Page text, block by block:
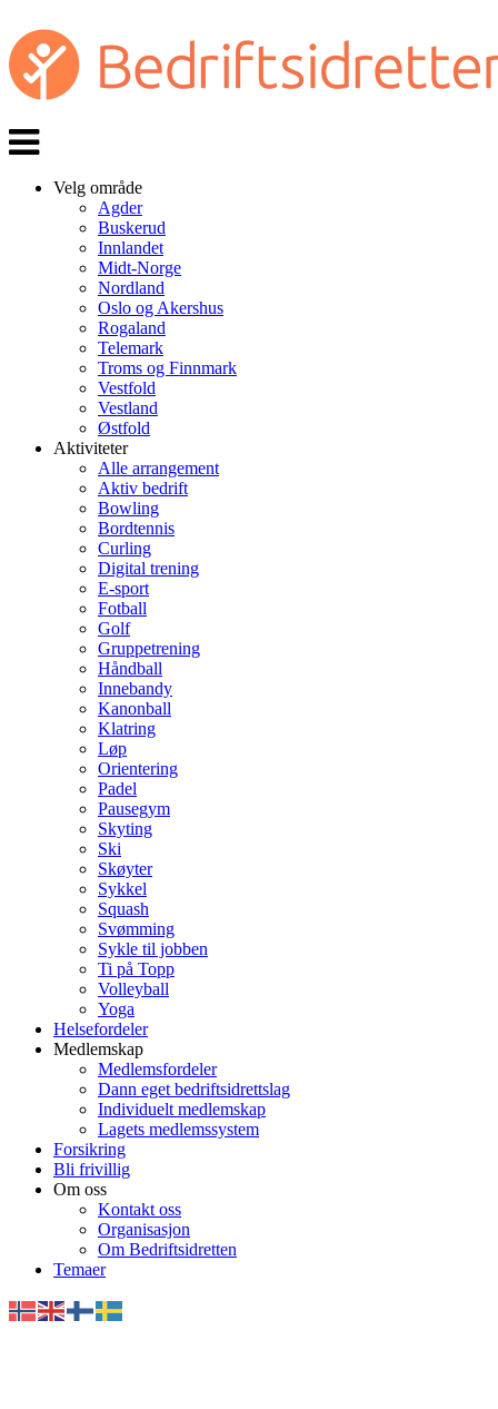
Veksle
navigasjon
Velg område
Agder
Buskerud
Innlandet
Midt-Norge
Nordland
Oslo og Akershus
Rogaland
Telemark
Troms og Finnmark
Vestfold
Vestland
Østfold
Aktiviteter
Alle arrangement
Aktiv bedrift
Bowling
Bordtennis
Curling
Digital trening
E-sport
Fotball
Golf
Gruppetrening
Håndball
Innebandy
Kanonball
Klatring
Løp
Orientering
Padel
Pausegym
Skyting
Ski
Skøyter
Sykkel
Squash
Svømming
Sykle til jobben
Ti på Topp
Volleyball
Yoga
Helsefordeler
Medlemskap
Medlemsfordeler
Dann eget bedriftsidrettslag
Individuelt medlemskap
Lagets medlemssystem
Forsikring
Bli frivillig
Om oss
Kontakt oss
Organisasjon
Om Bedriftsidretten
Temaer